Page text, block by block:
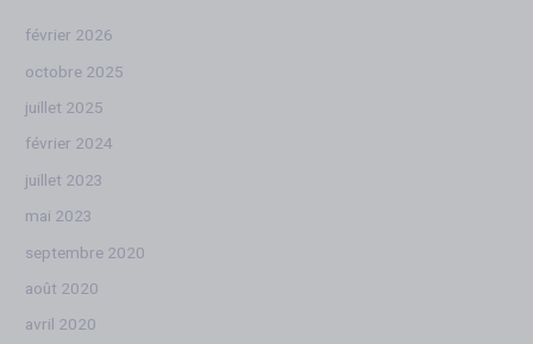
février 2026
octobre 2025
juillet 2025
février 2024
juillet 2023
mai 2023
septembre 2020
août 2020
avril 2020